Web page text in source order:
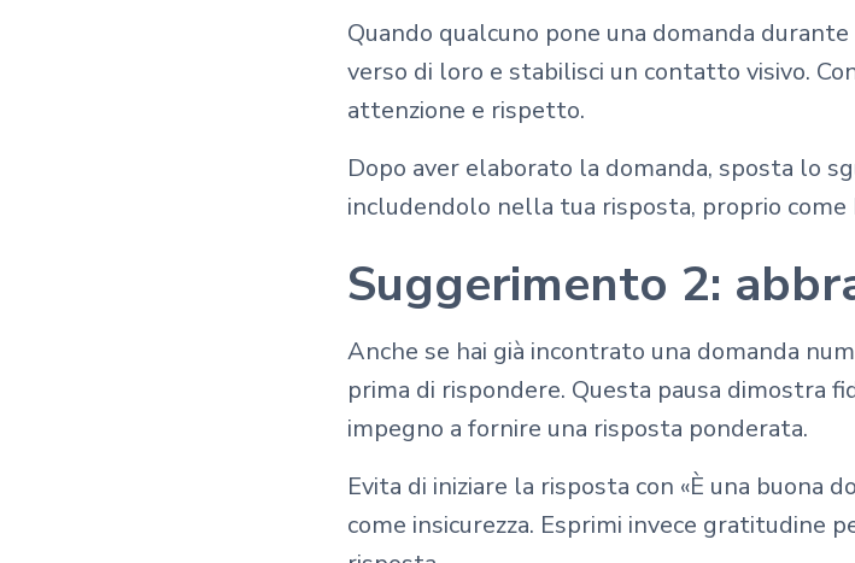
Quando qualcuno pone una domanda
verso di loro e stabilisci un contatto visivo.
attenzione e rispetto.
Dopo aver elaborato la domanda, sposta lo
includendolo nella tua risposta, proprio
Suggerimento 2:
Anche se hai già incontrato una domanda
prima di rispondere. Questa pausa dimostra
impegno a fornire una risposta ponderata.
Evita di iniziare la risposta con «È una buona
come insicurezza. Esprimi invece gratitudine